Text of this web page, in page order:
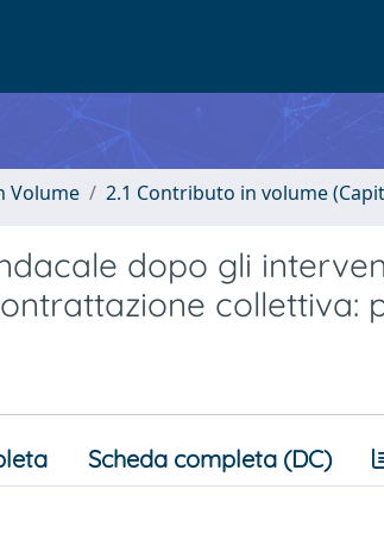
Volume 2.1 Contributo in volume
dopo gli
collettiva:
Scheda completa (DC)